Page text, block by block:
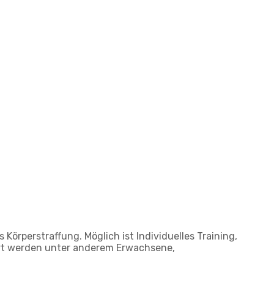
Möglich ist Individuelles Training,
werden unter anderem Erwachsene,